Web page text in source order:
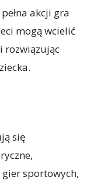
akcji gra
mogą wcielić
rozwiązując
się
sportowych,